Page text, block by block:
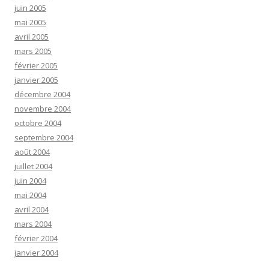
juin 2005
mai 2005
avril 2005
mars 2005
février 2005
janvier 2005
décembre 2004
novembre 2004
octobre 2004
septembre 2004
août 2004
juillet 2004
juin 2004
mai 2004
avril 2004
mars 2004
février 2004
janvier 2004